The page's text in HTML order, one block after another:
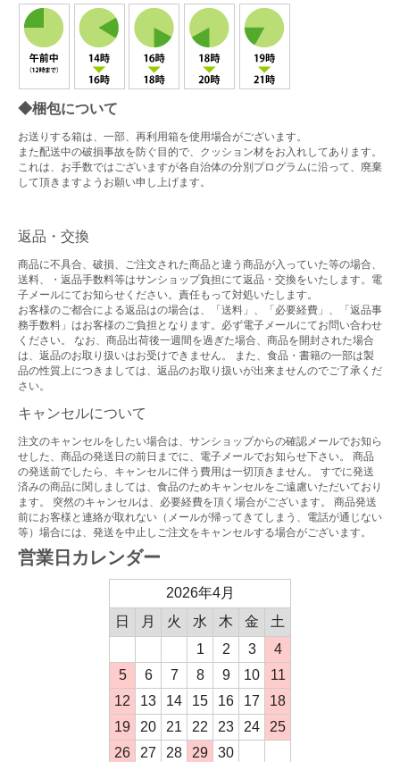
◆梱包について
お送りする箱は、一部、再利用箱を使用場合がございます。
また配送中の破損事故を防ぐ目的で、クッション材をお入れしてあります。
これは、お手数ではございますが各自治体の分別プログラムに沿って、廃棄
して頂きますようお願い申し上げます。
返品・交換
商品に不具合、破損、ご注文された商品と違う商品が入っていた等の場合、
送料、・返品手数料等はサンショップ負担にて返品・交換をいたします。電
子メールにてお知らせください。責任もって対処いたします。
お客様のご都合による返品はの場合は、「送料」、「必要経費」、「返品事
務手数料」はお客様のご負担となります。必ず電子メールにてお問い合わせ
ください。 なお、商品出荷後一週間を過ぎた場合、商品を開封された場合
は、返品のお取り扱いはお受けできません。 また、食品・書籍の一部は製
品の性質上につきましては、返品のお取り扱いが出来ませんのでご了承くだ
さい。
キャンセルについて
注文のキャンセルをしたい場合は、サンショップからの確認メールでお知ら
せした、商品の発送日の前日までに、電子メールでお知らせ下さい。 商品
の発送前でしたら、キャンセルに伴う費用は一切頂きません。 すでに発送
済みの商品に関しましては、食品のためキャンセルをご遠慮いただいており
ます。 突然のキャンセルは、必要経費を頂く場合がございます。 商品発送
前にお客様と連絡が取れない（メールが帰ってきてしまう、電話が通じない
等）場合には、発送を中止しご注文をキャンセルする場合がございます。
営業日カレンダー
2026年4月
日
月 火 水 木 金
土
1
2 3
4
5
6 7 8 9 10
11
12
13 14 15 16 17
18
19
20 21 22 23 24
25
26
27 28 29 30